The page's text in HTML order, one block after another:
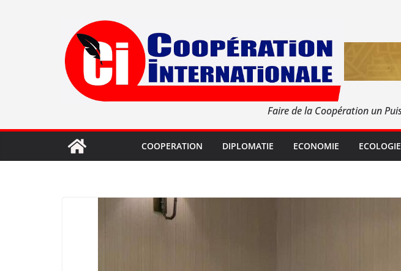
Faire de la Coopération un
COOPERATION DIPLOMATIE ECONOMIE ECOLOGIE